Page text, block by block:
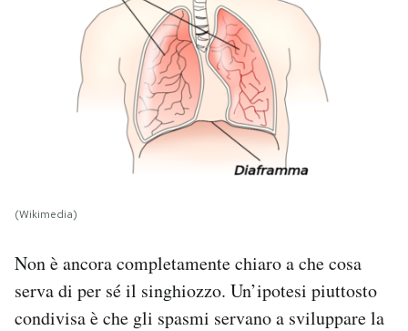
(Wikimedia)
Non è ancora completamente chiaro a che cosa
serva di per sé il singhiozzo. Un’ipotesi piuttosto
condivisa è che gli spasmi servano a sviluppare la